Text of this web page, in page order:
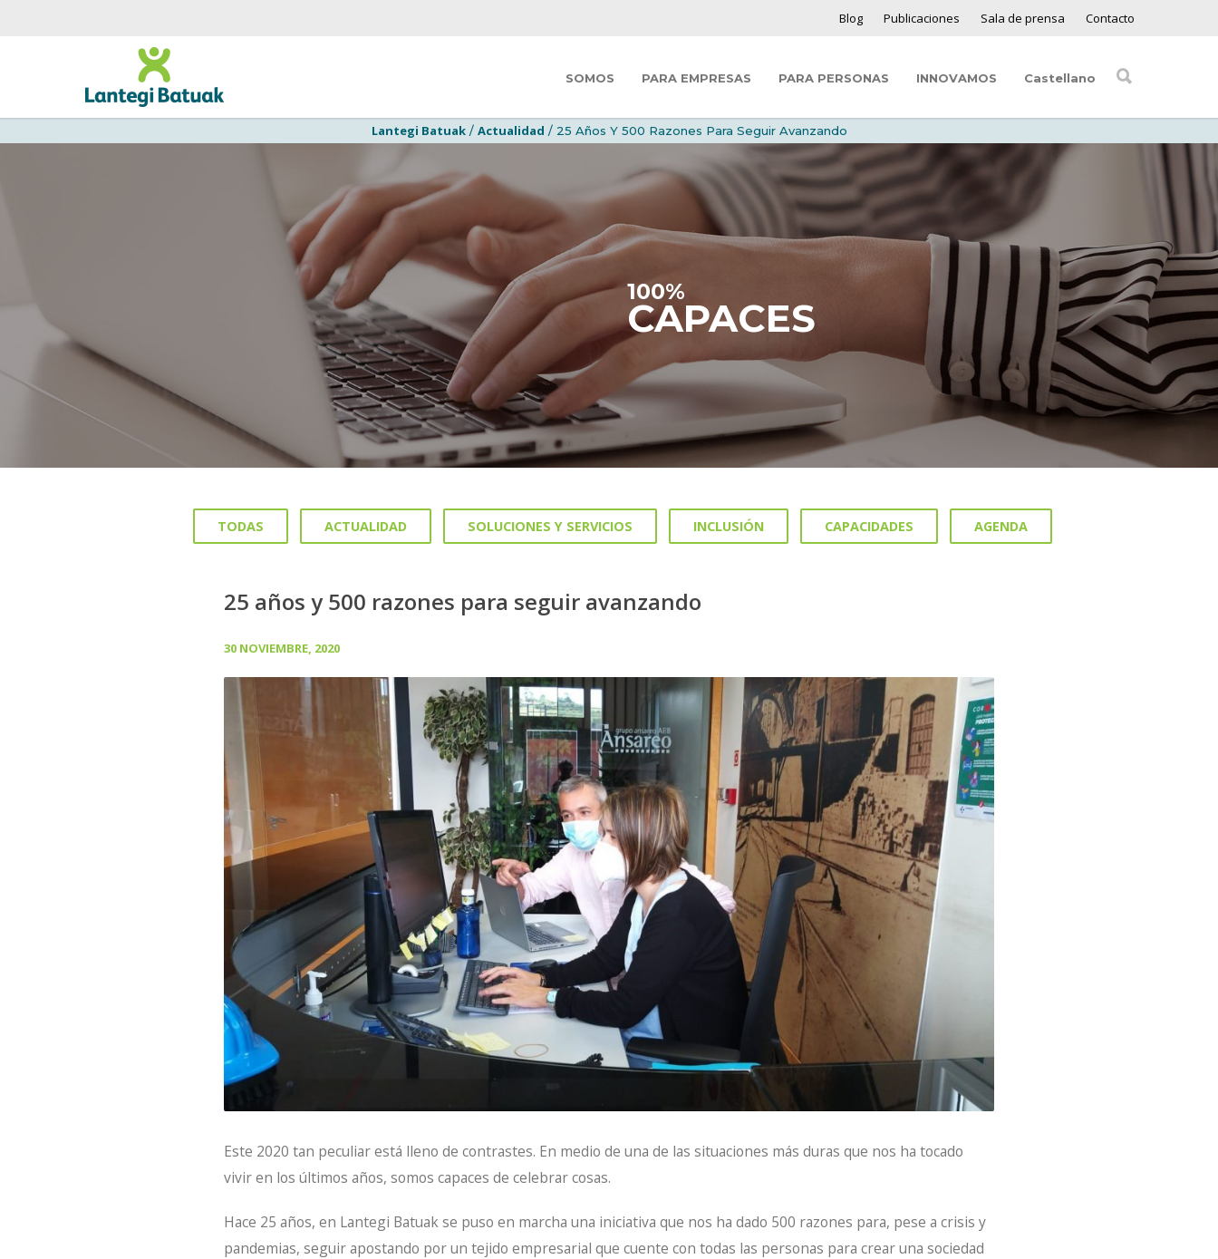
Blog Publicaciones Sala de prensa Contacto
SOMOS PARA EMPRESAS PARA PERSONAS INNOVAMOS Castellano
Lantegi Batuak/ Actualidad / 25 Años Y 500 Razones Para Seguir Avanzando
100%
CAPACES
TODAS ACTUALIDAD SOLUCIONES Y SERVICIOS INCLUSIÓN CAPACIDADES AGENDA
25 años y 500 razones para seguir avanzando
30 NOVIEMBRE, 2020
Este 2020 tan peculiar está lleno de contrastes. En medio de una de las situaciones más duras que nos ha tocado
vivir en los últimos años, somos capaces de celebrar cosas.
Hace 25 años, en Lantegi Batuak se puso en marcha una iniciativa que nos ha dado 500 razones para, pese a crisis y
pandemias, seguir apostando por un tejido empresarial que cuente con todas las personas para crear una sociedad